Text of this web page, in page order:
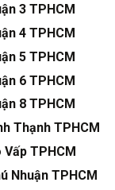
3 TPHCM
4 TPHCM
5 TPHCM
6 TPHCM
8 TPHCM
Thạnh TPHCM
TPHCM
Nhuận TPHCM